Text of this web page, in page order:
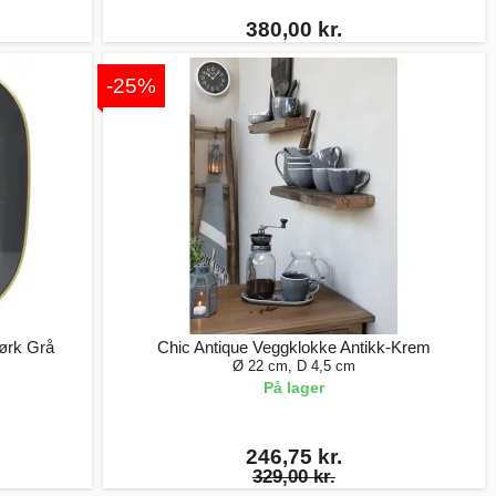
380,00 kr.
Grå
-25%
Chic Antique Veggklokke Antikk-Krem
Ø 22 cm, D 4,5 cm
På lager
246,75 kr.
329,00 kr.